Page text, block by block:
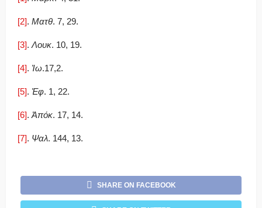
[2]. Ματθ. 7, 29.
[3]. Λουκ. 10, 19.
[4]. Ἰω.17,2.
[5]. Ἐφ. 1, 22.
[6]. Ἀπόκ. 17, 14.
[7]. Ψαλ. 144, 13.
SHARE ON FACEBOOK